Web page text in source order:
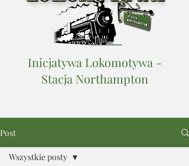
Inicjatywa Lokomotywa -
Stacja Northampton
Post
Wszystkie posty